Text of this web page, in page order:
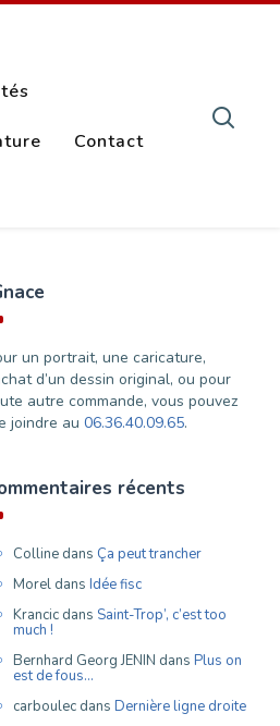
Contact
un portrait, une caricature,
d’un dessin original, ou pour
autre commande, vous pouvez
joindre au 06.36.40.09.65.
récents
Colline dans Ça peut trancher
Morel dans Idée fisc
Krancic dans Saint-Trop’, c’est too
much !
Bernhard Georg JENIN dans Plus on
est de fous…
carboulec dans Dernière ligne droite